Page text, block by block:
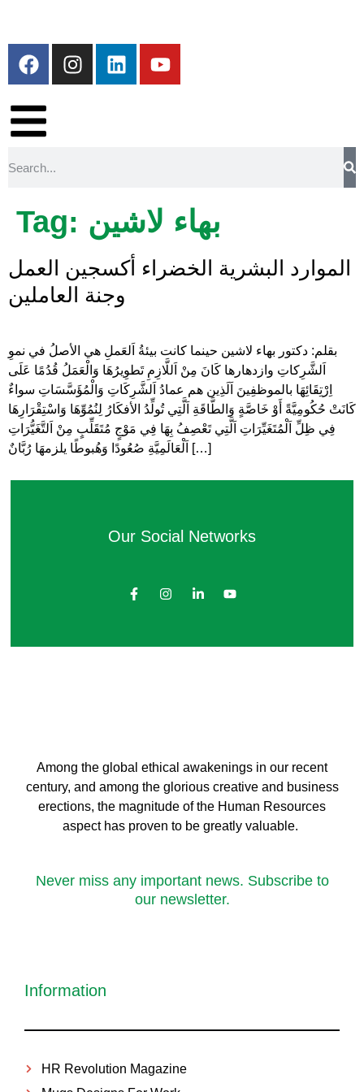
Tag: بهاء لاشين
الموارد البشرية الخضراء أكسجين العمل
وجنة العاملين
بقلم: دكتور بهاء لاشين حينما كانت بيئةُ اَلعَملِ هي الأصلُ في نموِ
اَلشَّرِكاتِ وازدهارها كَانَ مِنْ اَللَّازِمِ تَطوِيرُهَا وَالْعَمَلُ قُدُمًا عَلَى
اِرْتِقَائِهَا بالموظفِينَ اَلَذِين هم عمادُ اَلشَّرِكَاتِ وَالْمُؤَسَّسَاتِ سواءٌ
كَانَتْ حُكُومِيَّةً أَوْ خَاصَّةٍ وَالطَّاقَةِ اَلَّتِي تُولِّدُ الأفكَارُ لِنُمُوِّهَا وَاسْتِقْرَارِهَا
فِي ظِلِّ اَلْمُتَغَيِّرَاتِ اَلَّتِي تَعْصِفُ بِهَا فِي مَوْجٍ مُتَقَلِّبٍ مِنْ اَلتَّغَيُّرَاتِ
اَلْعَالَمِيَّةِ صُعُودًا وَهُبوطًا يلزمهَا رُبَّانٌ […]
Our Social Networks
Among the global ethical awakenings in our recent
century, and among the glorious creative and business
erections, the magnitude of the Human Resources
aspect has proven to be greatly valuable.
Never miss any important news. Subscribe to
our newsletter.
Information
HR Revolution Magazine